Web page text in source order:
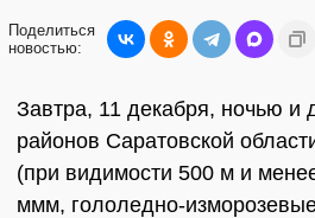
Поделиться
новостью:
Завтра, 11 декабря, ночью и
районов Саратовской
(при видимости 500 м и
ммм, гололедно-